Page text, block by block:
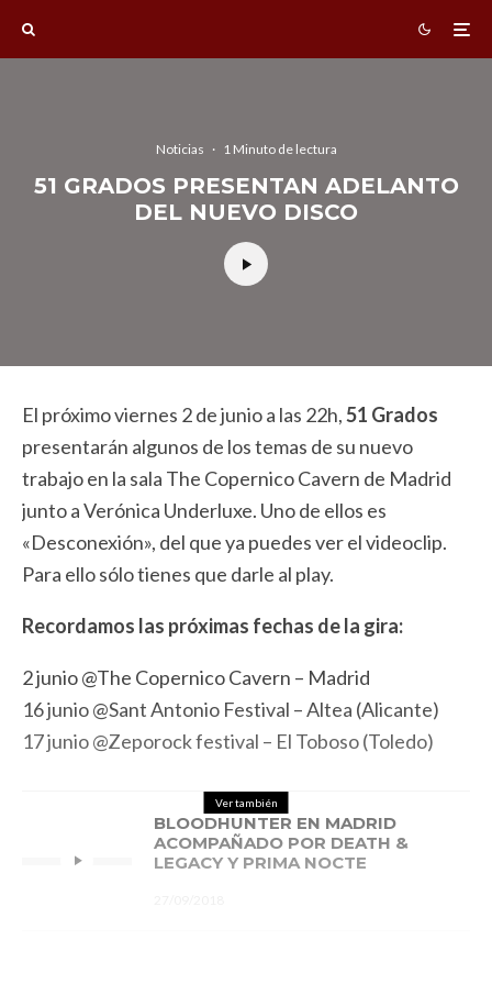
Noticias · 1 Minuto de lectura
51 GRADOS PRESENTAN ADELANTO
DEL NUEVO DISCO
El próximo viernes 2 de junio a las 22h,51 Grados
presentarán algunos de los temas de su nuevo
trabajo en la sala The Copernico Cavern de Madrid
junto a Verónica Underluxe. Uno de ellos es
«Desconexión», del que ya puedes ver el videoclip.
Para ello sólo tienes que darle al play.
Recordamos las próximas fechas de la gira:
2 junio @The Copernico Cavern – Madrid
16 junio @Sant Antonio Festival – Altea (Alicante)
17 junio @Zeporock festival – El Toboso (Toledo)
Ver también
BLOODHUNTER EN MADRID
ACOMPAÑADO POR DEATH &
LEGACY Y PRIMA NOCTE